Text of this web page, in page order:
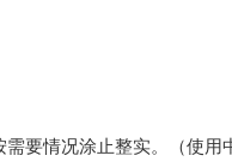
要情况涂止整实。（使用